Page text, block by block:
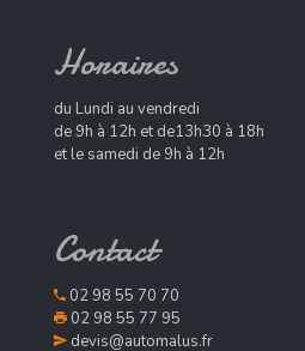
Horaires
du Lundi au vendredi
de 9h à 12h et de13h30 à 18h
et le samedi de 9h à 12h
Contact
02 98 55 70 70
02 98 55 77 95
devis@automalus.fr